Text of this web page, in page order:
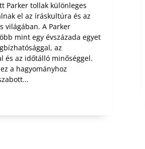
Parker tollak különleges
el az íráskultúra és az
világában. A Parker
mint egy évszázada egyet
az
és az időtálló minőséggel.
a hagyományhoz